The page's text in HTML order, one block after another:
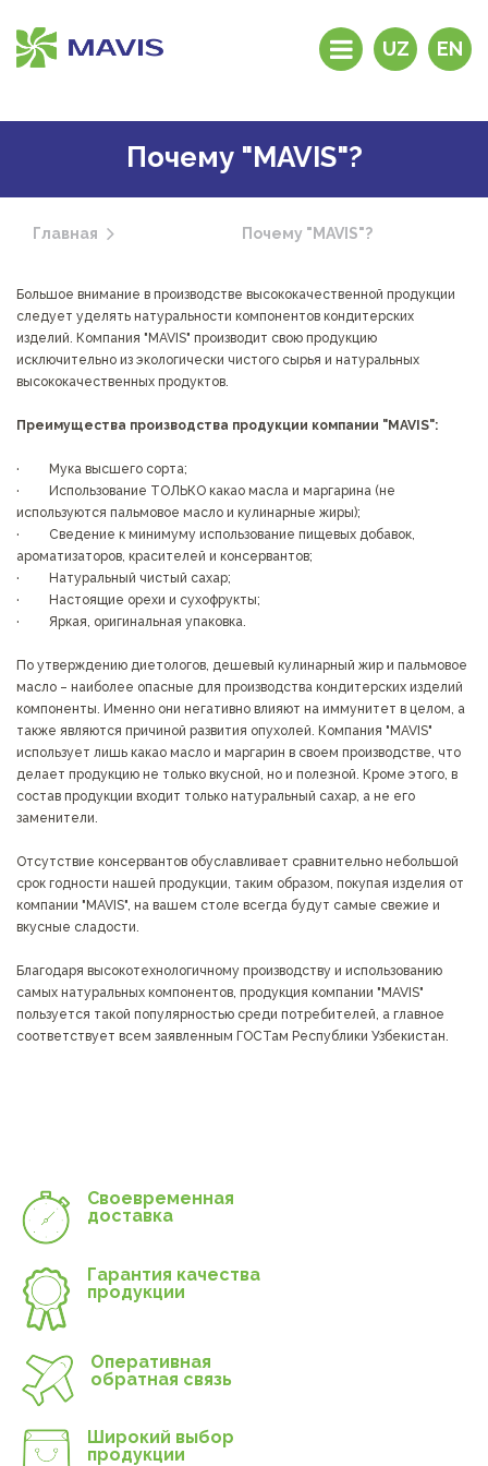
Продукция
дилеры
Фирменные
Почему “MAVIS”?
Обратная связь
Контакты
UZ EN
Почему "MAVIS"?
Главная Почему "MAVIS"?
Большое внимание в производстве высококачественной продукции
следует уделять натуральности компонентов кондитерских
изделий. Компания "MAVIS" производит свою продукцию
исключительно из экологически чистого сырья и натуральных
высококачественных продуктов.
Преимущества производства продукции компании "MAVIS":
· Мука высшего сорта;
· Использование ТОЛЬКО какао масла и маргарина (не
используются пальмовое масло и кулинарные жиры);
· Сведение к минимуму использование пищевых добавок,
ароматизаторов, красителей и консервантов;
· Натуральный чистый сахар;
· Настоящие орехи и сухофрукты;
· Яркая, оригинальная упаковка.
По утверждению диетологов, дешевый кулинарный жир и пальмовое
масло – наиболее опасные для производства кондитерских изделий
компоненты. Именно они негативно влияют на иммунитет в целом, а
также являются причиной развития опухолей. Компания "MAVIS"
использует лишь какао масло и маргарин в своем производстве, что
делает продукцию не только вкусной, но и полезной. Кроме этого, в
состав продукции входит только натуральный сахар, а не его
заменители.
Отсутствие консервантов обуславливает сравнительно небольшой
срок годности нашей продукции, таким образом, покупая изделия от
компании "MAVIS", на вашем столе всегда будут самые свежие и
вкусные сладости.
Благодаря высокотехнологичному производству и использованию
самых натуральных компонентов, продукция компании "MAVIS"
пользуется такой популярностью среди потребителей, а главное
соответствует всем заявленным ГОСТам Республики Узбекистан.
Своевременная
доставка
Гарантия качества
продукции
Оперативная
обратная связь
Широкий выбор
продукции